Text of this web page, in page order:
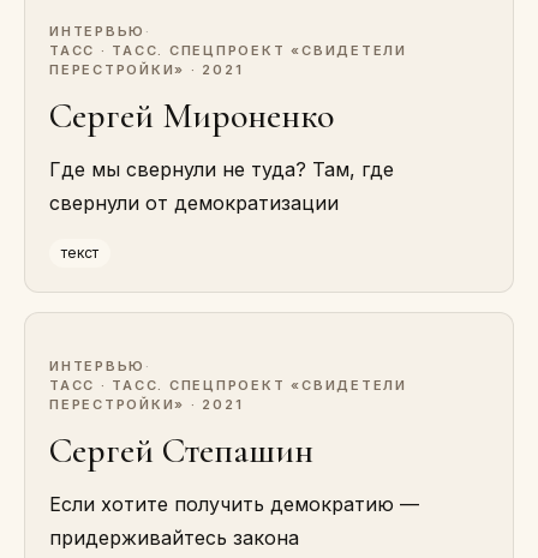
ИНТЕРВЬЮ ·
ТАСС · ТАСС. СПЕЦПРОЕКТ «СВИДЕТЕЛИ
ПЕРЕСТРОЙКИ» · 2021
Сергей Мироненко
Где мы свернули не туда? Там, где
свернули от демократизации
текст
ИНТЕРВЬЮ ·
ТАСС · ТАСС. СПЕЦПРОЕКТ «СВИДЕТЕЛИ
ПЕРЕСТРОЙКИ» · 2021
Сергей Степашин
Если хотите получить демократию —
придерживайтесь закона